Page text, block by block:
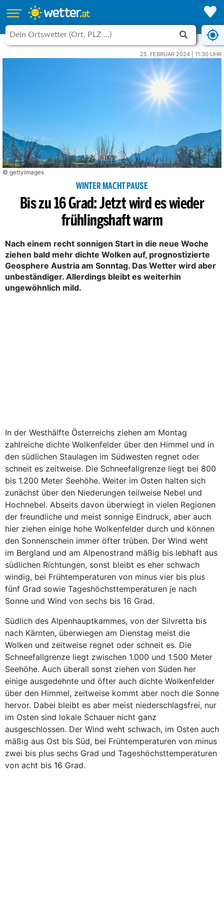
25. FEBRUAR 2024 | 11:30 UHR
© gettyimages
WINTER MACHT PAUSE
Bis zu 16 Grad: Jetzt wird es wieder
frühlingshaft warm
Nach einem recht sonnigen Start in die neue Woche
ziehen bald mehr dichte Wolken auf, prognostizierte
Geosphere Austria am Sonntag. Das Wetter wird aber
unbeständiger. Allerdings bleibt es weiterhin
ungewöhnlich mild.
In der Westhälfte Österreichs ziehen am Montag
zahlreiche dichte Wolkenfelder über den Himmel und in
den südlichen Staulagen im Südwesten regnet oder
schneit es zeitweise. Die Schneefallgrenze liegt bei 800
bis 1.200 Meter Seehöhe. Weiter im Osten halten sich
zunächst über den Niederungen teilweise Nebel und
Hochnebel. Abseits davon überwiegt in vielen Regionen
der freundliche und meist sonnige Eindruck, aber auch
hier ziehen einige hohe Wolkenfelder durch und können
den Sonnenschein immer öfter trüben. Der Wind weht
im Bergland und am Alpenostrand mäßig bis lebhaft aus
südlichen Richtungen, sonst bleibt es eher schwach
windig, bei Frühtemperaturen von minus vier bis plus
fünf Grad sowie Tageshöchsttemperaturen je nach
Sonne und Wind von sechs bis 16 Grad.
Südlich des Alpenhauptkammes, von der Silvretta bis
nach Kärnten, überwiegen am Dienstag meist die
Wolken und zeitweise regnet oder schneit es. Die
Schneefallgrenze liegt zwischen 1.000 und 1.500 Meter
Seehöhe. Auch überall sonst ziehen von Süden her
einige ausgedehnte und öfter auch dichte Wolkenfelder
über den Himmel, zeitweise kommt aber noch die Sonne
hervor. Dabei bleibt es aber meist niederschlagsfrei, nur
im Osten sind lokale Schauer nicht ganz
ausgeschlossen. Der Wind weht schwach, im Osten auch
mäßig aus Ost bis Süd, bei Frühtemperaturen von minus
zwei bis plus sechs Grad und Tageshöchsttemperaturen
von acht bis 16 Grad.